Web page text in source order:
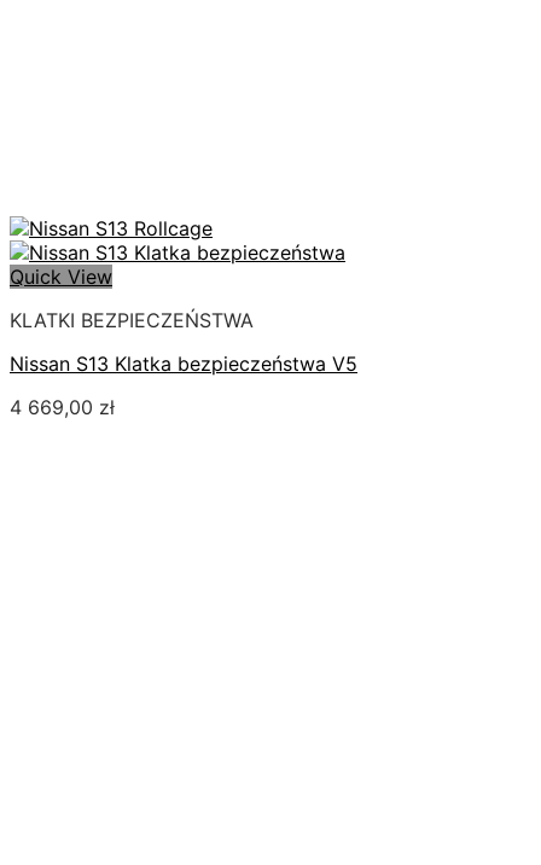
Quick View
KLATKI BEZPIECZEŃSTWA
Nissan S13 Klatka bezpieczeństwa V5
4 669,00 zł